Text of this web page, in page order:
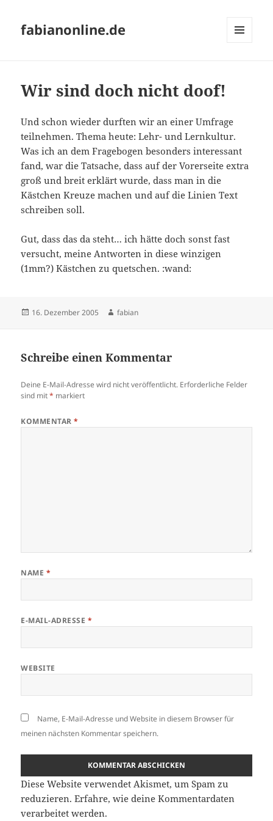
fabianonline.de
Wir sind doch nicht doof!
Und schon wieder durften wir an einer Umfrage
teilnehmen. Thema heute: Lehr- und Lernkultur.
Was ich an dem Fragebogen besonders interessant
fand, war die Tatsache, dass auf der Vorerseite extra
groß und breit erklärt wurde, dass man in die
Kästchen Kreuze machen und auf die Linien Text
schreiben soll.
Gut, dass das da steht… ich hätte doch sonst fast
versucht, meine Antworten in diese winzigen
(1mm?) Kästchen zu quetschen. :wand:
Veröffentlicht
16. Dezember 2005 Autor
fabian
Schreibe einen Kommentar
Deine E-Mail-Adresse wird nicht veröffentlicht. Erforderliche Felder
sind mit* markiert
KOMMENTAR*
NAME *
E-MAIL-ADRESSE *
WEBSITE
Name, E-Mail-Adresse und Website in diesem Browser für
meinen nächsten Kommentar speichern.
Diese Website verwendet Akismet, um Spam zu
reduzieren.Erfahre, wie deine Kommentardaten
verarbeitet werden.